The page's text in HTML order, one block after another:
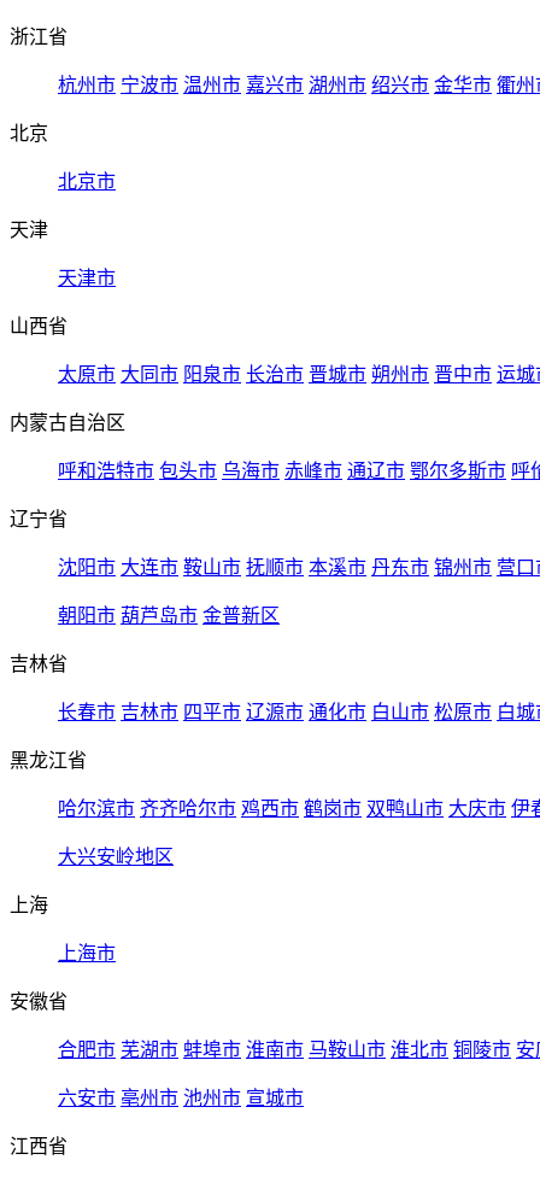
浙江省
杭州市 宁波市 温州市 嘉兴市 湖州市 绍兴市 金华市 衢州
北京
北京市
天津
天津市
山西省
太原市 大同市 阳泉市 长治市 晋城市 朔州市 晋中市 运城
内蒙古自治区
呼和浩特市 包头市 乌海市 赤峰市 通辽市 鄂尔多斯市 呼
辽宁省
沈阳市 大连市 鞍山市 抚顺市 本溪市 丹东市 锦州市 营口
朝阳市 葫芦岛市 金普新区
吉林省
长春市 吉林市 四平市 辽源市 通化市 白山市 松原市 白城
黑龙江省
哈尔滨市 齐齐哈尔市 鸡西市 鹤岗市 双鸭山市 大庆市 伊
大兴安岭地区
上海
上海市
安徽省
合肥市 芜湖市 蚌埠市 淮南市 马鞍山市 淮北市 铜陵市 安
六安市 亳州市 池州市 宣城市
江西省